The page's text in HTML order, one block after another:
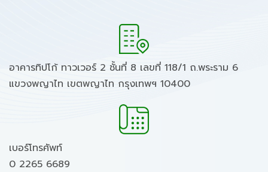
อาคารทิปโก้ ทาวเวอร์ 2 ชั้นที่ 8 เลขที่ 118/1 ถ.พระราม 6
แขวงพญาไท เขตพญาไท กรุงเทพฯ 10400
เบอร์โทรศัพท์
0 2265 6689